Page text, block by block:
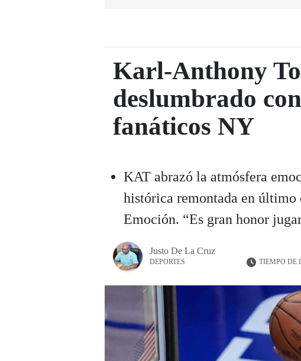
Karl-Anthony
deslumbrado
fanáticos NY
KAT abrazó la atmósfera
histórica remontada en
Emoción. “Es gran honor
Justo De La Cruz
DEPORTES TIEMPO DE